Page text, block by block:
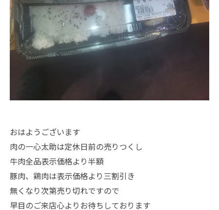
おはようございます
肉の一心太助は定休日前の売りつくし
牛肉全品表示価格より半額
豚肉、鶏肉は表示価格より三割引き
無くなり次第売り切れですので
早目のご来店心よりお待ちしております